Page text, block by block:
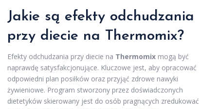
Jakie są efekty odchudzania
przy diecie na Thermomix?
Efekty odchudzania przy diecie na Thermomix mogą być
naprawdę satysfakcjonujące. Kluczowe jest, aby opracować
odpowiedni plan posiłków oraz przyjąć zdrowe nawyki
żywieniowe. Program stworzony przez doświadczonych
dietetyków skierowany jest do osób pragnących zredukować